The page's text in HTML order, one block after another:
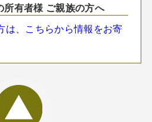
所有者様 ご親族の方へ
は、こちらから情報をお寄